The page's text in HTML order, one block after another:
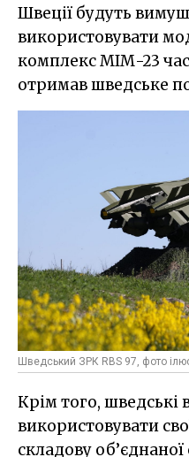
Швеції будуть
використовувати
комплекс МІМ-23
отримав шведське
Шведський ЗРК RBS 97, фото
Крім того, шведські
використовувати
складову